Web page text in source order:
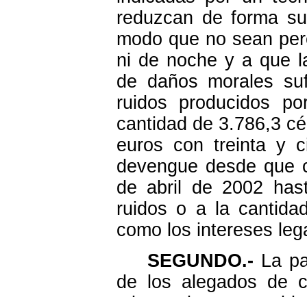
reduzcan de forma
modo que no sean
ni de noche y a que
de daños morales
ruidos producidos
cantidad de 3.786,3
euros con treinta y
devengue desde que
de abril de 2002
ruidos o a la
como los intereses
SEGUNDO.- La
de los alegados de